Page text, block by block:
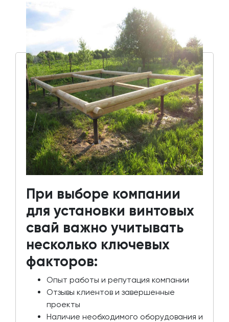
При выборе компании
для установки винтовых
свай важно учитывать
несколько ключевых
факторов:
Опыт работы и репутация компании
Отзывы клиентов и завершенные
проекты
Наличие необходимого оборудования и